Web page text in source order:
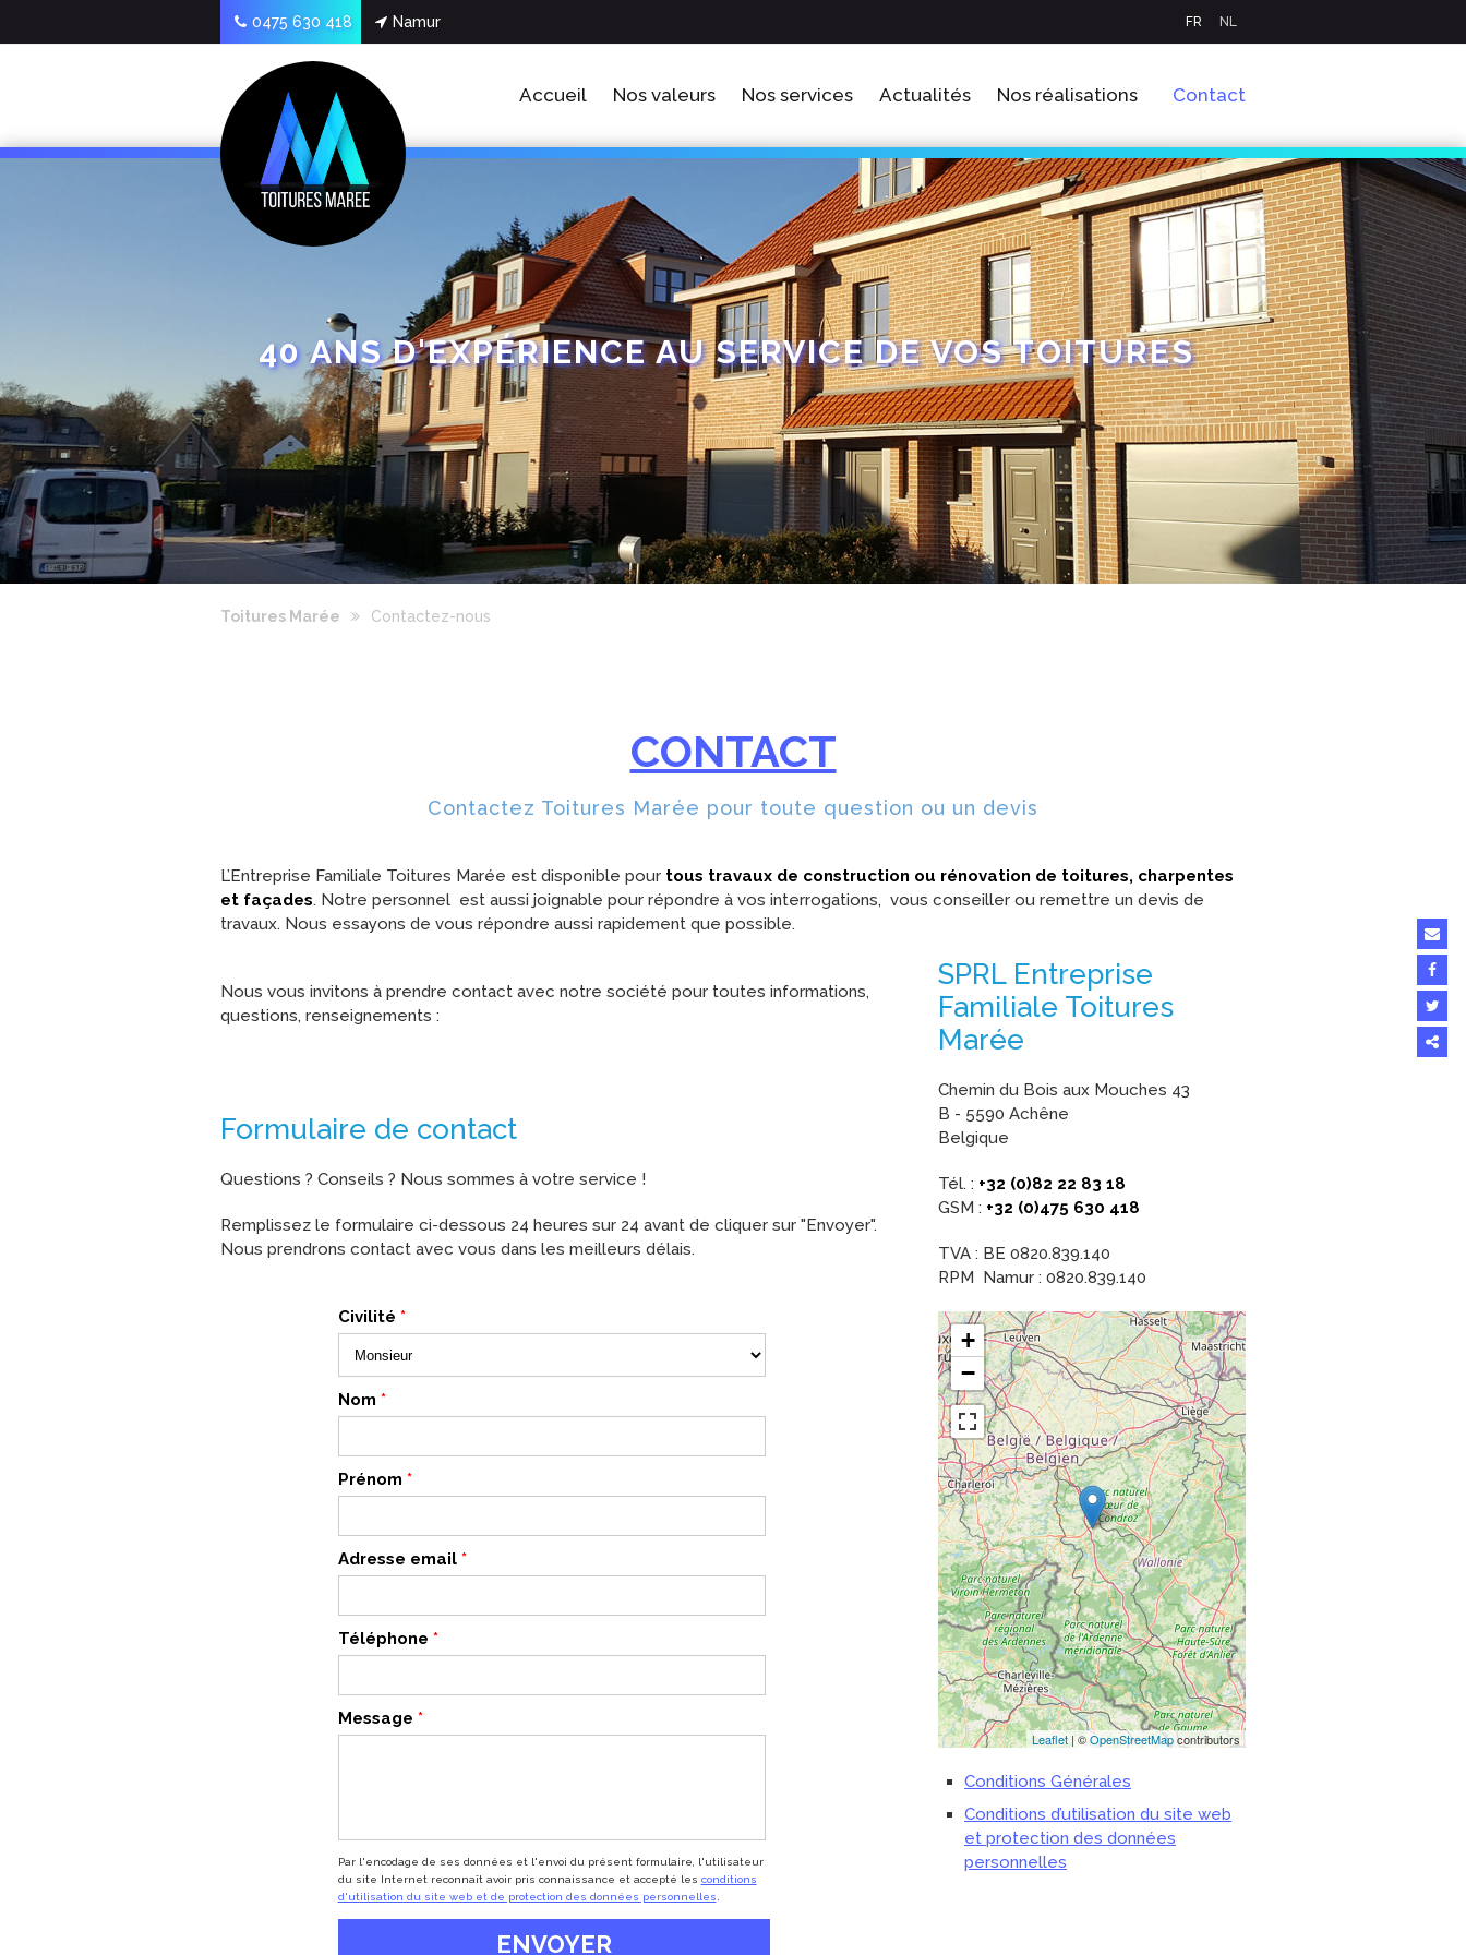
0475 630 418 Namur FR NL
Accueil Nos valeurs Nos services Actualités Nos réalisations Contact
40 ANS D'EXPÉRIENCE AU SERVICE DE VOS TOITURES
Toitures Marée Contactez-nous
CONTACT
Contactez Toitures Marée pour toute question ou un devis
L’Entreprise Familiale Toitures Marée est disponible pour tous travaux de construction ou rénovation de toitures, charpentes
et façades. Notre personnel est aussi joignable pour répondre à vos interrogations, vous conseiller ou remettre un devis de
travaux. Nous essayons de vous répondre aussi rapidement que possible.
Nous vous invitons à prendre contact avec notre société pour toutes informations,
questions, renseignements :
Formulaire de contact
Questions ? Conseils ? Nous sommes à votre service !
Remplissez le formulaire ci-dessous 24 heures sur 24 avant de cliquer sur "Envoyer".
Nous prendrons contact avec vous dans les meilleurs délais.
Civilité *
Nom *
Prénom *
Adresse email *
Téléphone *
Message *
Par l'encodage de ses données et l'envoi du présent formulaire, l'utilisateur
du site Internet reconnaît avoir pris connaissance et accepté les conditions
d'utilisation du site web et de protection des données personnelles
SPRL Entreprise
Familiale Toitures
Marée
Chemin du Bois aux Mouches 43
B - 5590 Achêne
Belgique
Tél. : +32 (0)82 22 83 18
GSM : +32 (0)475 630 418
TVA : BE 0820.839.140
RPM Namur : 0820.839.140
+
−
Leaflet | ©OpenStreetMapcontributors
Conditions Générales
Conditions d’utilisation du site web
et protection des données
personnelles